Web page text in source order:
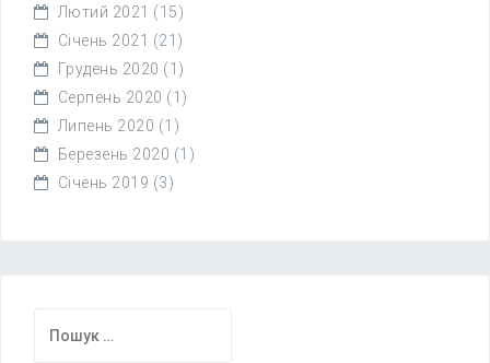
Лютий 2021 (15)
Січень 2021 (21)
Грудень 2020 (1)
Серпень 2020 (1)
Липень 2020 (1)
Березень 2020 (1)
Січень 2019 (3)